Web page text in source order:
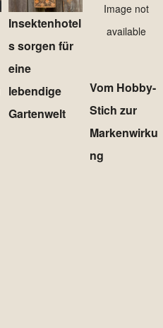
Insektenhotel
s sorgen für
eine
lebendige
Gartenwelt
Image not
available
Vom Hobby-
Stich zur
Markenwirku
ng